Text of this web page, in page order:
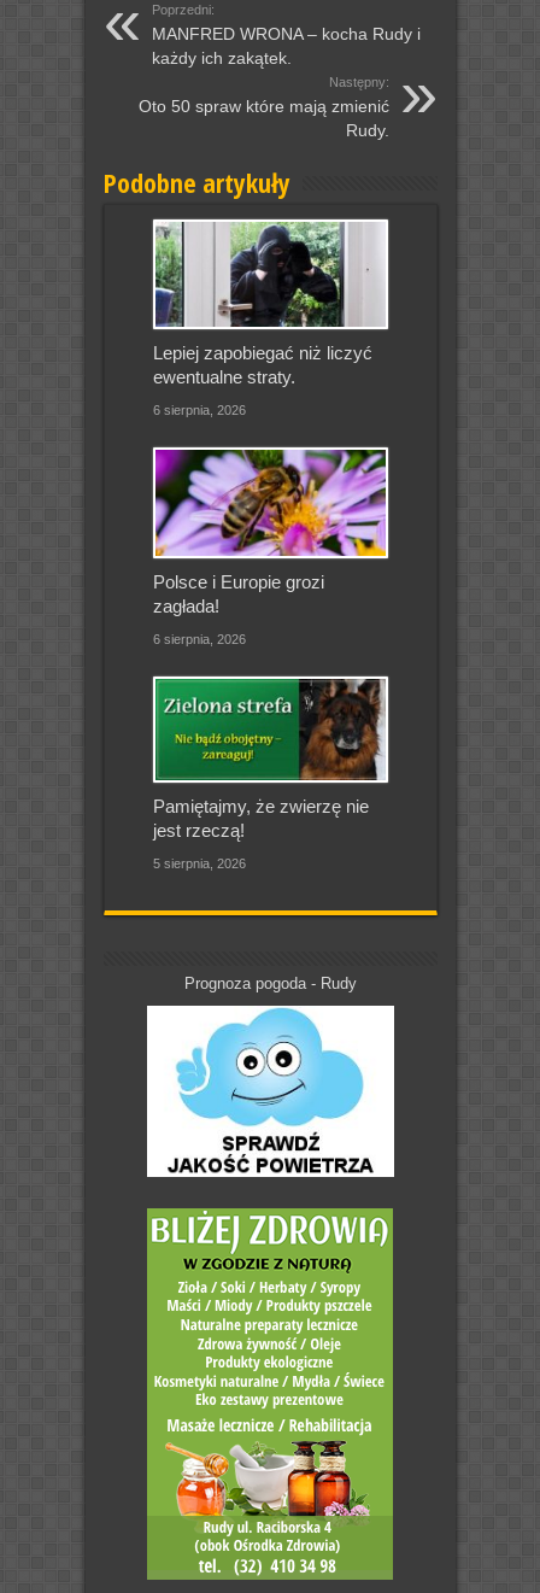
Poprzedni:
MANFRED WRONA – kocha Rudy i
każdy ich zakątek.
Następny:
Oto 50 spraw które mają zmienić
Rudy.
Podobne artykuły
Lepiej zapobiegać niż liczyć
ewentualne straty.
6 sierpnia, 2026
Polsce i Europie grozi
zagłada!
6 sierpnia, 2026
Pamiętajmy, że zwierzę nie
jest rzeczą!
5 sierpnia, 2026
Prognoza pogoda - Rudy